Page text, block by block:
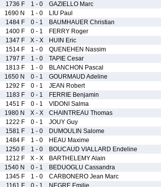
1736 F 1 - 0 GAZIELLO Marc
1690 N 1 - 0 LIU Paul
1484 F 0 - 1 BAUMHAUER Christian
1400 F 0 - 1 FERRY Roger
1347 F X - X HUIN Eric
1514 F 1 - 0 QUENEHEN Nassim
1797 F 1 - 0 TAPIE Cesar
1813 F 1 - 0 BLANCHON Pascal
1650 N 0 - 1 GOURMAUD Adeline
1292 F 0 - 1 JEAN Robert
1183 F 0 - 1 FERRIE Benjamin
1451 F 0 - 1 VIDONI Salma
1980 N X - X CHAINTREAU Thomas
1222 F 0 - 1 JOUY Guy
1581 F 1 - 0 DUMOULIN Salome
1484 F 1 - 0 HEAU Maxime
1250 F 1 - 0 BOUCAUD VIALLARD Endeline
1212 F X - X BARTHELEMY Alain
1540 N 0 - 1 BEDUOGLU Cassandra
1345 F 1 - 0 CARBONERO Jean Marc
1161 F 0 - 1 NEGRE Emilie